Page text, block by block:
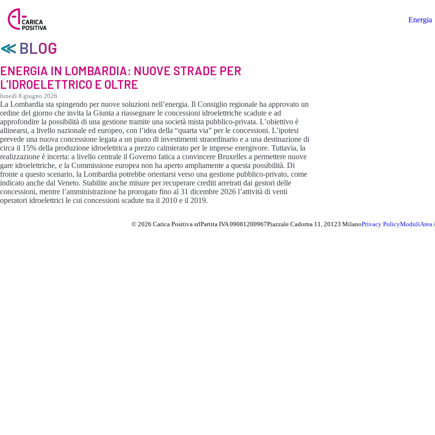
Energia
≪ BLOG
ENERGIA IN LOMBARDIA: NUOVE STRADE PER
L’IDROELETTRICO E OLTRE
lunedì 8 giugno 2026
La Lombardia sta spingendo per nuove soluzioni nell’energia. Il Consiglio regionale ha approvato un
ordine del giorno che invita la Giunta a riassegnare le concessioni idroelettriche scadute e ad
approfondire la possibilità di una gestione tramite una società mista pubblico-privata. L’obiettivo è
allinearsi, a livello nazionale ed europeo, con l’idea della “quarta via” per le concessioni. L’ipotesi
prevede una nuova concessione legata a un piano di investimenti straordinario e a una destinazione di
circa il 15% della produzione idroelettrica a prezzo calmierato per le imprese energivore. Tuttavia, la
realizzazione è incerta: a livello centrale il Governo fatica a convincere Bruxelles a permettere nuove
gare idroelettriche, e la Commissione europea non ha aperto ampliamente a questa possibilità. Di
fronte a questo scenario, la Lombardia potrebbe orientarsi verso una gestione pubblico-privato, come
indicato anche dal Veneto. Stabilite anche misure per recuperare crediti arretrati dai gestori delle
concessioni, mentre l’amministrazione ha prorogato fino al 31 dicembre 2026 l’attività di venti
operatori idroelettrici le cui concessioni scadute tra il 2010 e il 2019.
© 2026 Carica Positiva srlPartita IVA 09081200967Piazzale Cadorna 11, 20123 MilanoPrivacy PolicyModuliArea